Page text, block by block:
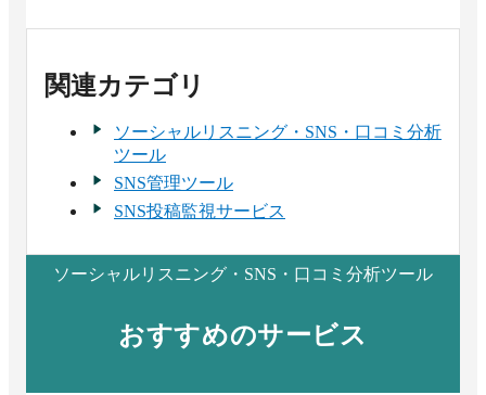
関連カテゴリ
ソーシャルリスニング・SNS・口コミ分析
ツール
SNS管理ツール
SNS投稿監視サービス
ソーシャルリスニング・SNS・口コミ分析ツール
おすすめのサービス